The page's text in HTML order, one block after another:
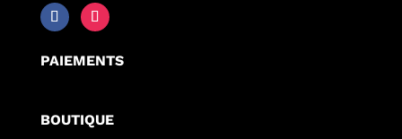
PAIEMENTS
BOUTIQUE